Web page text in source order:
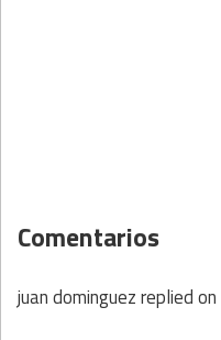
Comentarios
juan dominguezreplied on